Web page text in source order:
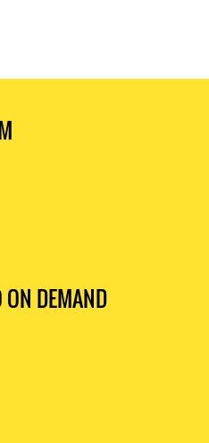
ON DEMAND